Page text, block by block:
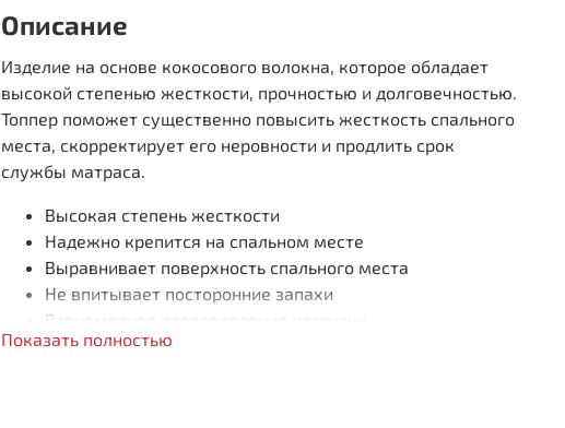
Описание
Изделие на основе кокосового волокна, которое обладает
высокой степенью жесткости, прочностью и долговечностью.
Топпер поможет существенно повысить жесткость спального
места, скорректирует его неровности и продлить срок
службы матраса.
Высокая степень жесткости
Надежно крепится на спальном месте
Выравнивает поверхность спального места
Не впитывает посторонние запахи
Равномерное распределение нагрузки
Показать полностью